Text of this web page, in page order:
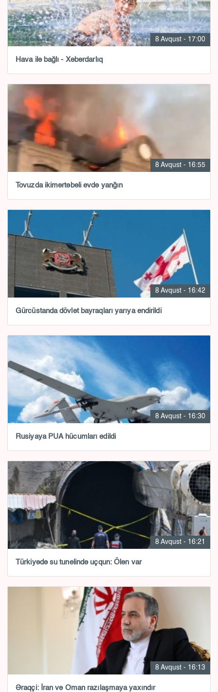
8 Avqust - 17:00
Hava ilə bağlı - Xəbərdarlıq
8 Avqust - 16:55
Tovuzda ikimərtəbəli evdə yanğın
8 Avqust - 16:42
Gürcüstanda dövlət bayraqları yarıya endirildi
8 Avqust - 16:30
Rusiyaya PUA hücumları edildi
8 Avqust - 16:21
Türkiyədə su tunelində uçqun: Ölən var
8 Avqust - 16:13
Əraqçi: İran və Oman razılaşmaya yaxındır